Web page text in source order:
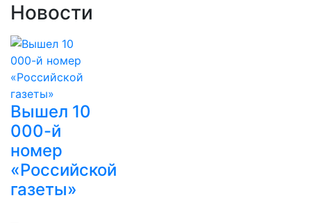
Новости
Вышел 10
000-й
номер
«Российской
газеты»